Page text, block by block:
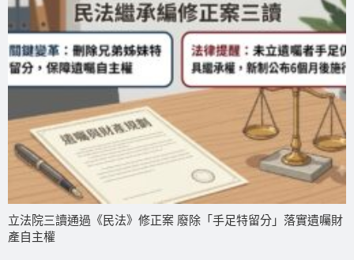
立法院三讀通過《民法》修正案 廢除「手足特留分」落實遺囑財
產自主權